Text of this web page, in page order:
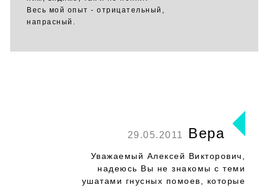
Весь мой опыт - отрицательный,
напрасный.
29.05.2011 Вера
Уважаемый Алексей Викторович,
надеюсь Вы не знакомы с теми
ушатами гнусных помоев, которые